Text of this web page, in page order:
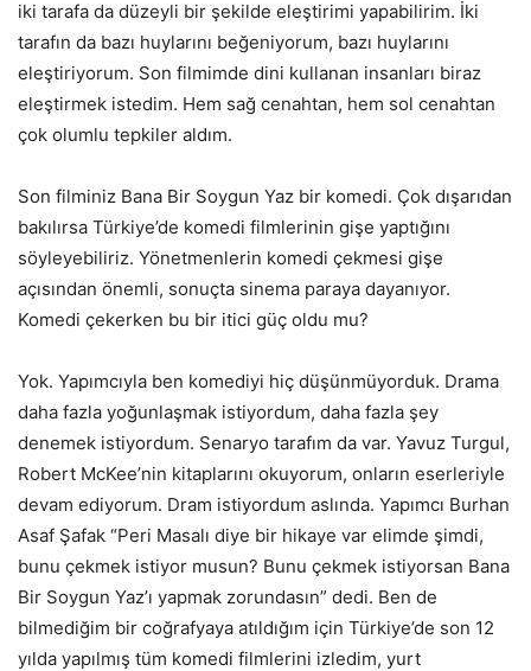
iki tarafa da düzeyli bir şekilde eleştirimi yapabilirim. İki
tarafın da bazı huylarını beğeniyorum, bazı huylarını
eleştiriyorum. Son filmimde dini kullanan insanları biraz
eleştirmek istedim. Hem sağ cenahtan, hem sol cenahtan
çok olumlu tepkiler aldım.
Son filminiz Bana Bir Soygun Yaz bir komedi. Çok dışarıdan
bakılırsa Türkiye’de komedi filmlerinin gişe yaptığını
söyleyebiliriz. Yönetmenlerin komedi çekmesi gişe
açısından önemli, sonuçta sinema paraya dayanıyor.
Komedi çekerken bu bir itici güç oldu mu?
Yok. Yapımcıyla ben komediyi hiç düşünmüyorduk. Drama
daha fazla yoğunlaşmak istiyordum, daha fazla şey
denemek istiyordum. Senaryo tarafım da var. Yavuz Turgul,
Robert McKee’nin kitaplarını okuyorum, onların eserleriyle
devam ediyorum. Dram istiyordum aslında. Yapımcı Burhan
Asaf Şafak “Peri Masalı diye bir hikaye var elimde şimdi,
bunu çekmek istiyor musun? Bunu çekmek istiyorsan Bana
Bir Soygun Yaz’ı yapmak zorundasın” dedi. Ben de
bilmediğim bir coğrafyaya atıldığım için Türkiye’de son 12
yılda yapılmış tüm komedi filmlerini izledim, yurt